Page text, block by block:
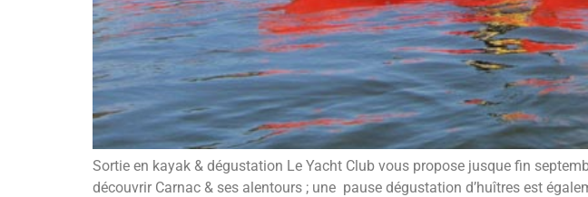
Sortie en kayak & dégustation Le Yacht Club vous propose jusque fin
découvrir Carnac & ses alentours ; une pause dégustation d’huîtres est